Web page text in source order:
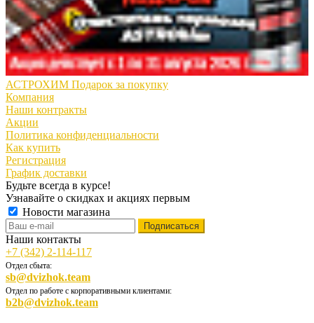
АСТРОХИМ Подарок за покупку
Компания
Наши контракты
Акции
Политика конфиденциальности
Как купить
Регистрация
График доставки
Будьте всегда в курсе!
Узнавайте о скидках и акциях первым
Новости магазина
Наши контакты
+7 (342) 2-114-117
Отдел сбыта:
sb@dvizhok.team
Отдел по работе с корпоративными клиентами:
b2b@dvizhok.team